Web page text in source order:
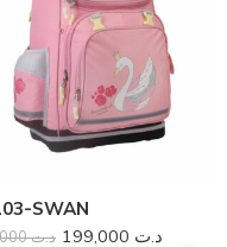
SWAN
د.ت349,000 د.ت